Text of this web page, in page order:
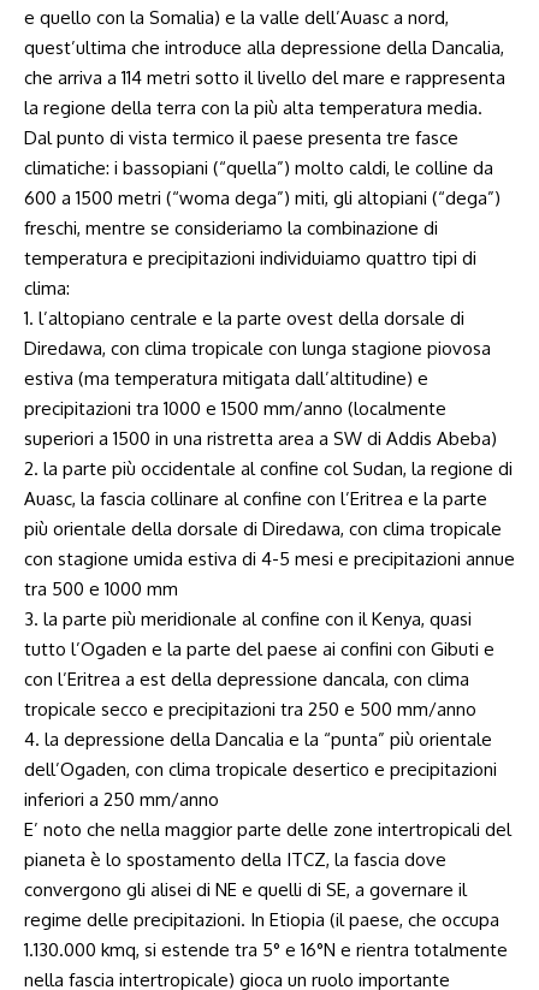
e quello con la Somalia) e la valle dell’Auasc a nord,
quest’ultima che introduce alla depressione della Dancalia,
che arriva a 114 metri sotto il livello del mare e rappresenta
la regione della terra con la più alta temperatura media.
Dal punto di vista termico il paese presenta tre fasce
climatiche: i bassopiani (“quella”) molto caldi, le colline da
600 a 1500 metri (“woma dega”) miti, gli altopiani (“dega”)
freschi, mentre se consideriamo la combinazione di
temperatura e precipitazioni individuiamo quattro tipi di
clima:
1. l’altopiano centrale e la parte ovest della dorsale di
Diredawa, con clima tropicale con lunga stagione piovosa
estiva (ma temperatura mitigata dall’altitudine) e
precipitazioni tra 1000 e 1500 mm/anno (localmente
superiori a 1500 in una ristretta area a SW di Addis Abeba)
2. la parte più occidentale al confine col Sudan, la regione di
Auasc, la fascia collinare al confine con l’Eritrea e la parte
più orientale della dorsale di Diredawa, con clima tropicale
con stagione umida estiva di 4-5 mesi e precipitazioni annue
tra 500 e 1000 mm
3. la parte più meridionale al confine con il Kenya, quasi
tutto l’Ogaden e la parte del paese ai confini con Gibuti e
con l’Eritrea a est della depressione dancala, con clima
tropicale secco e precipitazioni tra 250 e 500 mm/anno
4. la depressione della Dancalia e la “punta” più orientale
dell’Ogaden, con clima tropicale desertico e precipitazioni
inferiori a 250 mm/anno
E’ noto che nella maggior parte delle zone intertropicali del
pianeta è lo spostamento della ITCZ, la fascia dove
convergono gli alisei di NE e quelli di SE, a governare il
regime delle precipitazioni. In Etiopia (il paese, che occupa
1.130.000 kmq, si estende tra 5° e 16°N e rientra totalmente
nella fascia intertropicale) gioca un ruolo importante